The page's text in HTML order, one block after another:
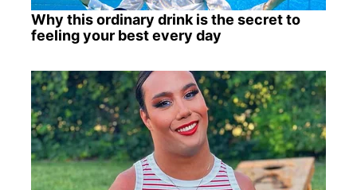
Why this ordinary drink is the secret to
feeling your best every day